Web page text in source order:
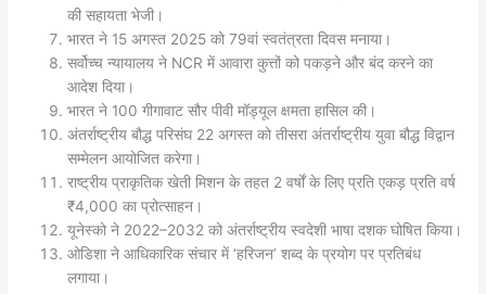
की सहायता भेजी।
भारत ने 15 अगस्त 2025 को 79वां स्वतंत्रता दिवस मनाया।
सर्वोच्च न्यायालय ने NCR में आवारा कुत्तों को पकड़ने और बंद करने का
आदेश दिया।
भारत ने 100 गीगावाट सौर पीवी मॉड्यूल क्षमता हासिल की।
अंतर्राष्ट्रीय बौद्ध परिसंघ 22 अगस्त को तीसरा अंतर्राष्ट्रीय युवा बौद्ध विद्वान
सम्मेलन आयोजित करेगा।
राष्ट्रीय प्राकृतिक खेती मिशन के तहत 2 वर्षों के लिए प्रति एकड़ प्रति वर्ष
₹4,000 का प्रोत्साहन।
यूनेस्को ने 2022–2032 को अंतर्राष्ट्रीय स्वदेशी भाषा दशक घोषित किया।
ओडिशा ने आधिकारिक संचार में ‘हरिजन’ शब्द के प्रयोग पर प्रतिबंध
लगाया।